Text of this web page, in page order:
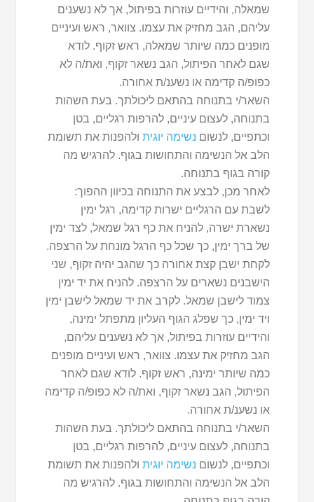
שמאלה, והידיים עוזרות בפיתול, אך לא נשענים
עליהם, הגב מחזיק את עצמו. צוואר, ראש ועיניים
מופנים כמה שיותר שמאלה, ראש זקוף. לודא
שגם לאחר הפיתול, הגב נשאר זקוף, ואת/ה לא
כפופ/ה קדימה או נשענ/ת אחורה.
השאר/י בתנוחה בהתאם ליכולתך. בעת השהות
בתנוחה, לעצום עיניים, להרפות רגליים, בטן
וכתפיים, לנשום נשימה יוגית ולהפנות את תשומת
הלב אל הנשימה והתחושות בגוף. להרגיש מה
קורה בגוף בתנוחה.
לאחר מכן, לבצע את התנוחה בכיוון ההפוך:
לשבת עם הרגליים ישרות קדימה, רגל ימין
נשארת ישרה, להניח את כף רגל שמאל, לצד ימין
של ברך ימין, כך שכל כף הרגל מונחת על הרצפה.
לקחת ישבן קצת אחורה כך שהגב יהיה זקוף, שני
הישבנים נשארים על הרצפה. להניח את יד ימין
צמוד לישבן שמאל. לקרב את יד שמאל לישבן ימין
ויד ימין, כך שפלג הגוף העליון מתפתל ימינה,
והידיים עוזרות בפיתול, אך לא נשענים עליהם,
הגב מחזיק את עצמו. צוואר, ראש ועיניים מופנים
כמה שיותר ימינה, ראש זקוף. לודא שגם לאחר
הפיתול, הגב נשאר זקוף, ואת/ה לא כפופ/ה קדימה
או נשענ/ת אחורה.
השאר/י בתנוחה בהתאם ליכולתך. בעת השהות
בתנוחה, לעצום עיניים, להרפות רגליים, בטן
וכתפיים, לנשום נשימה יוגית ולהפנות את תשומת
הלב אל הנשימה והתחושות בגוף. להרגיש מה